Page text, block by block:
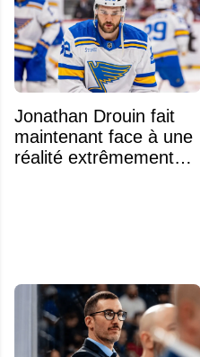
Jonathan Drouin fait
maintenant face à une
réalité extrêmement